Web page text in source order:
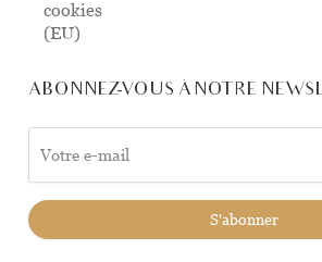
cookies
(EU)
ABONNEZ-VOUS À NOTRE